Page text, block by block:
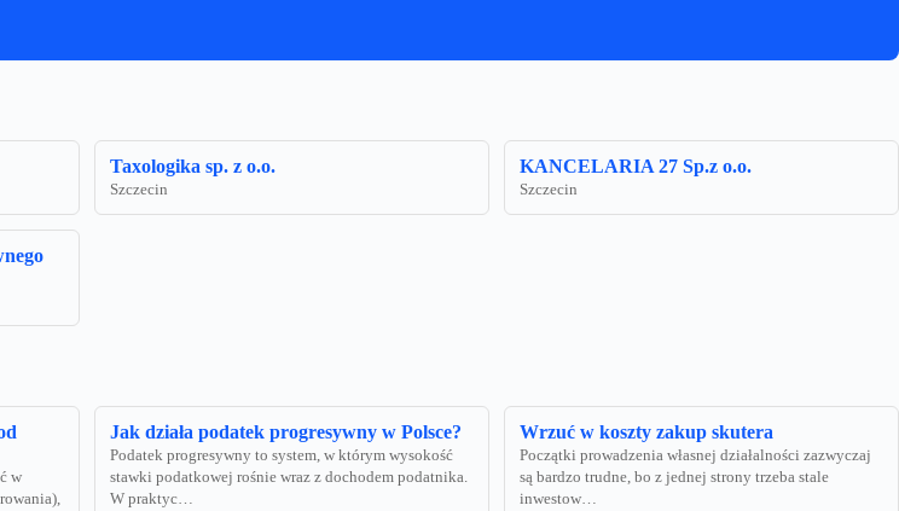
Taxologika sp. z o.o.
Szczecin
KANCELARIA 27 Sp.z o.o.
Szczecin
w
Jak działa podatek progresywny w Polsce?
Podatek progresywny to system, w którym wysokość
stawki podatkowej rośnie wraz z dochodem podatnika.
W praktyc…
Wrzuć w koszty zakup skutera
Początki prowadzenia własnej działalności zazwyczaj
są bardzo trudne, bo z jednej strony trzeba stale
inwestow…